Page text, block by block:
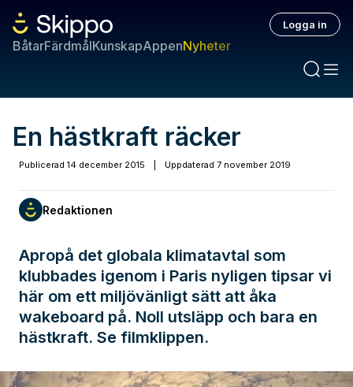
BåtarFärdmålKunskapAppenNyheter
Logga in
En hästkraft räcker
Publicerad 14 december 2015 Uppdaterad 7 november 2019
Redaktionen
Apropå det globala klimatavtal som
klubbades igenom i Paris nyligen tipsar vi
här om ett miljövänligt sätt att åka
wakeboard på. Noll utsläpp och bara en
hästkraft. Se filmklippen.